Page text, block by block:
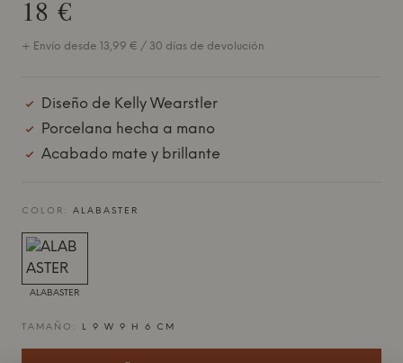
18 €
+ Envío desde 13,99 € / 30 días de devolución
Diseño de Kelly Wearstler
Porcelana hecha a mano
Acabado mate y brillante
COLOR: ALABASTER
ALABASTER
TAMAÑO: L 9 W 9 H 6 CM